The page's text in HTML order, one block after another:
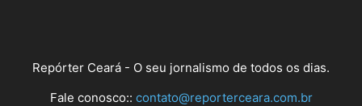
Repórter Ceará - O seu jornalismo de todos os dias.
Fale conosco:: contato@reporterceara.com.br